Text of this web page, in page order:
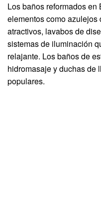
Los baños reformados
elementos como
atractivos, lavabos de
sistemas de iluminación
relajante. Los baños de
hidromasaje y duchas de
populares.